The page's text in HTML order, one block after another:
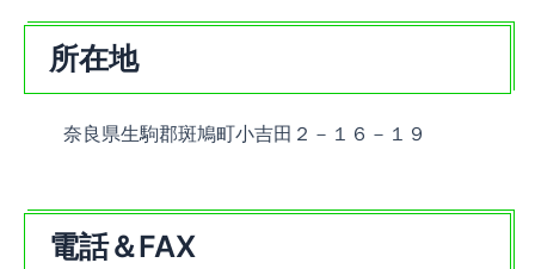
所在地
奈良県生駒郡斑鳩町小吉田２－１６－１９
電話＆FAX